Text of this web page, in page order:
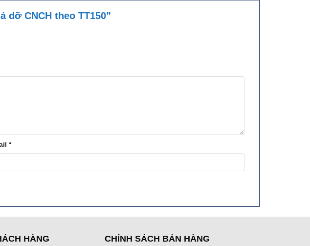
CNCH theo TT150”
*
HÀNG CHÍNH SÁCH BÁN HÀNG